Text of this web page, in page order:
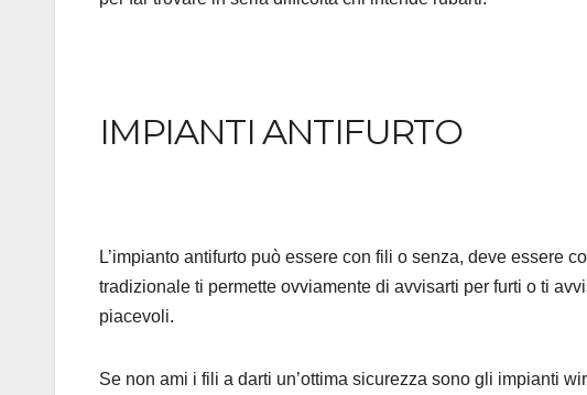
IMPIANTI ANTIFURTO
L’impianto antifurto può essere con fili o senza, deve essere
tradizionale ti permette ovviamente di avvisarti per furti o ti
piacevoli.
Se non ami i fili a darti un’ottima sicurezza sono gli impianti